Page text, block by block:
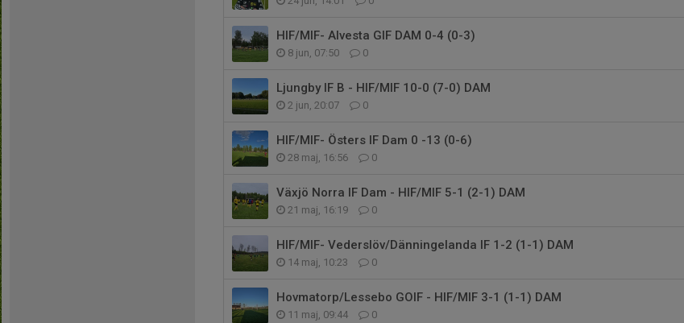
HIF/MIF- Alvesta GIF DAM 0-4 (0-3)
8 jun, 07:50 0
Ljungby IF B - HIF/MIF 10-0 (7-0) DAM
2 jun, 20:07 0
HIF/MIF- Östers IF Dam 0 -13 (0-6)
28 maj, 16:56 0
Växjö Norra IF Dam - HIF/MIF 5-1 (2-1) DAM
21 maj, 16:19 0
HIF/MIF- Vederslöv/Dänningelanda IF 1-2 (1-1) DAM
14 maj, 10:23 0
Hovmatorp/Lessebo GOIF - HIF/MIF 3-1 (1-1) DAM
11 maj, 09:44 0